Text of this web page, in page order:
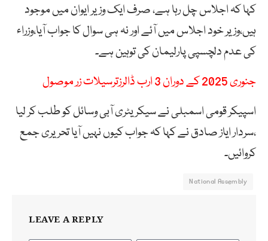
کہا کہ اجلاس چل رہا ہے، صرف ایک وزیر ایوان میں موجود
ہیں،وزیر خود اجلاس میں آئے اور نہ ہی سوال کا جواب آیا،وزراء
کی عدم دلچسپی پارلیمان کی توہین ہے۔
جنوری 2025 کے دوران 3 ارب ڈالرزترسیلات زر موصول
اسپیکر قومی اسمبلی نے سیکریٹری آبی وسائل کو طلب کر لیا
،سردار ایاز صادق نے کہا کہ جواب کیوں نہیں آیا تحریری جمع
کروائیں۔
National Assembly
LEAVE A REPLY